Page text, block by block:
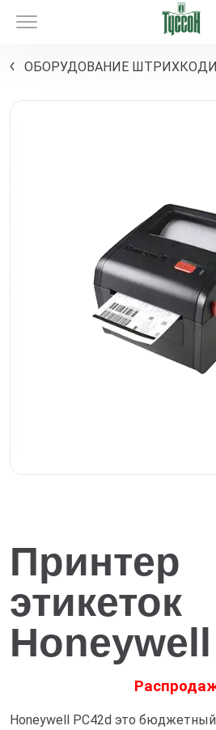
ОБОРУДОВАНИЕ
Принтер
этикеток
Honeywell PC42d это